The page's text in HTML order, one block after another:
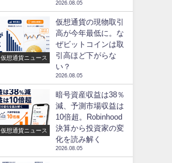
2026.08.05
仮想通貨ニュース
仮想通貨の現物取引
高が今年最低に。な
ぜビットコインは取
引高ほど下がらな
い？
2026.08.05
仮想通貨ニュース
暗号資産収益は38％
減、予測市場収益は
10倍超。Robinhood
決算から投資家の変
化を読み解く
2026.08.05